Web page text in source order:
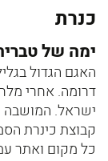
כנרת
ימה של
האגם הגדול
דרומה. אחרי
קבוצת כינרת
כל מקום ואתר עמ' 264-